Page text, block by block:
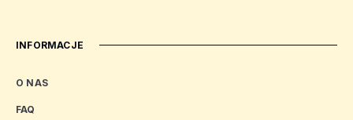
INFORMACJE
O NAS
FAQ